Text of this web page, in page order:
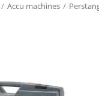
/ Accu machines /